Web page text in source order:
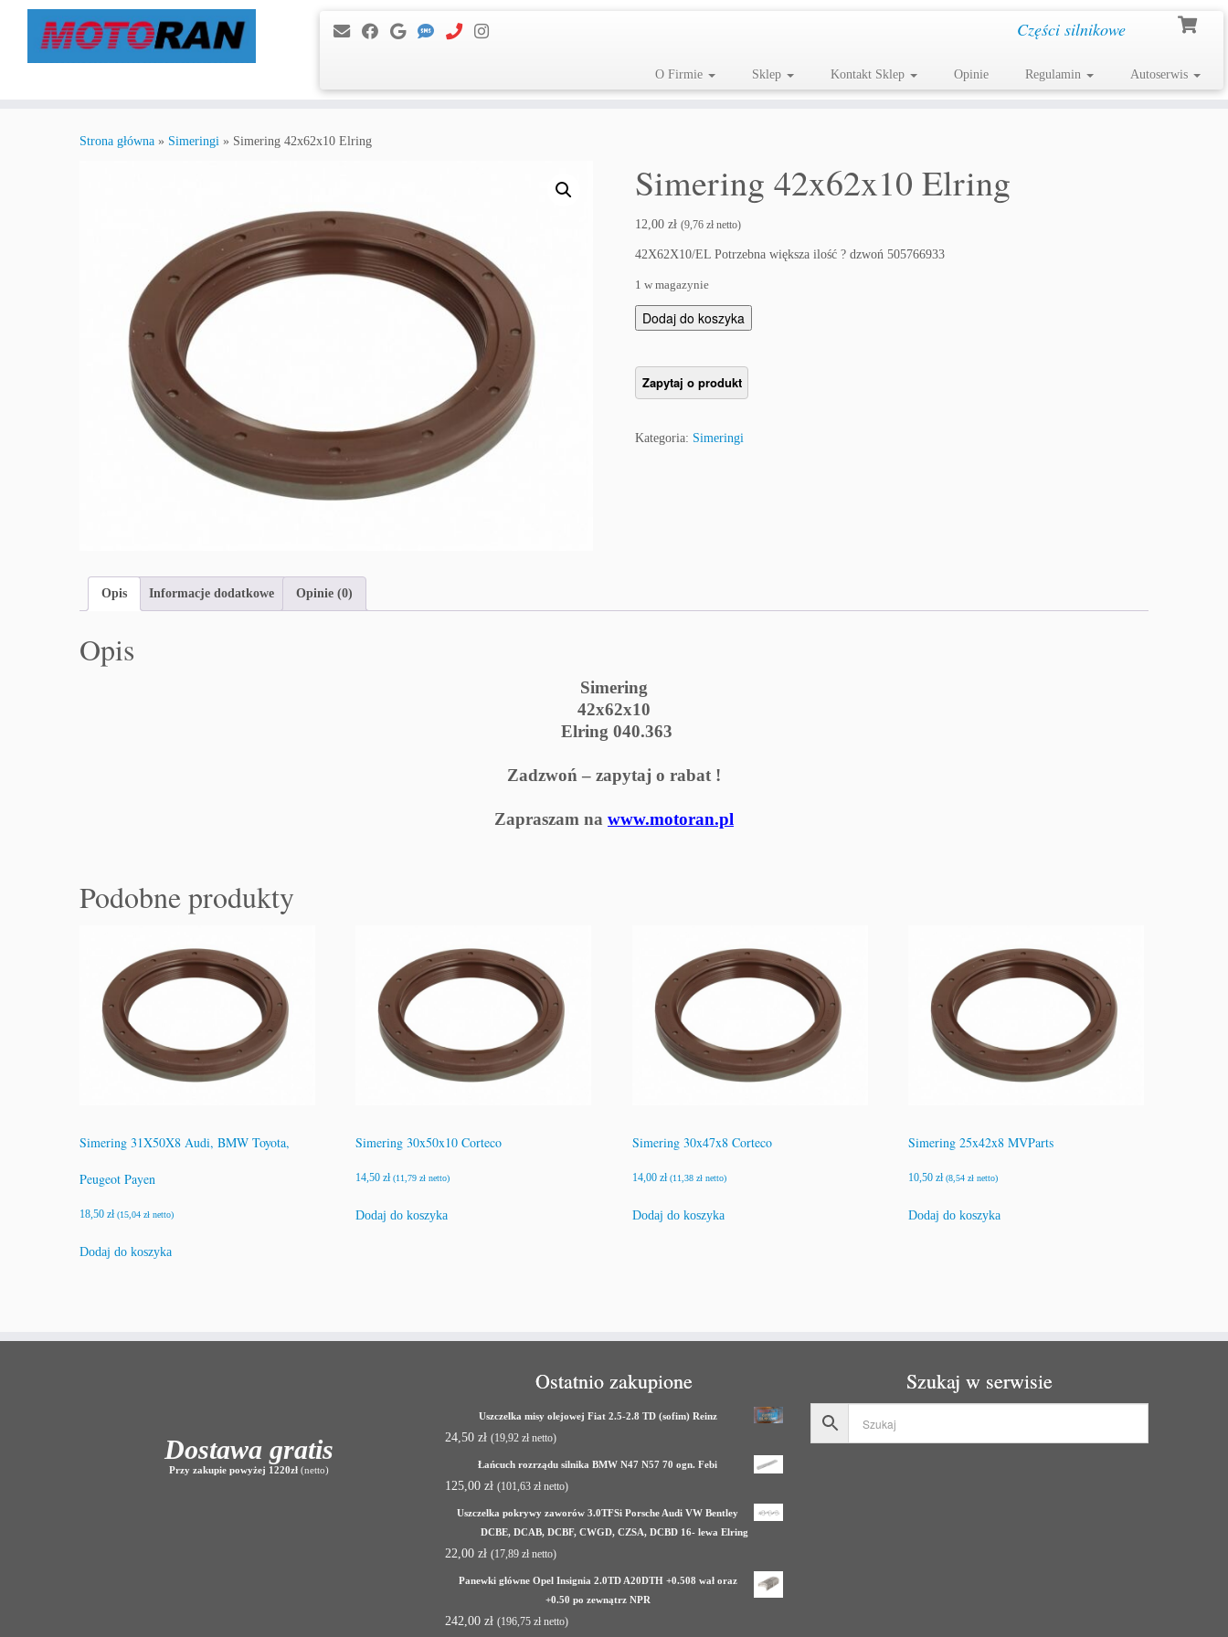
Części silnikowe
O Firmie Sklep Kontakt Sklep Opinie Regulamin Autoserwis
Strona główna » Simeringi » Simering 42x62x10 Elring
Simering 42x62x10 Elring
12,00zł (9,76zł netto)
42X62X10/EL Potrzebna większa ilość ? dzwoń 505766933
1 w magazynie
l
ć
i
x
1
0
E
r
n
Dodaj do koszyka
Kategoria: Simeringi
Opis Informacje dodatkowe Opinie (0)
Opis
Simering
42x62x10
Elring 040.363
Zadzwoń – zapytaj o rabat !
Zapraszam na www.motoran.pl
Podobne produkty
Simering 31X50X8 Audi, BMW Toyota,
Peugeot Payen
18,50 zł (15,04 zł netto)
Dodaj do koszyka
Simering 30x50x10 Corteco
14,50zł (11,79zł netto)
Dodaj do koszyka
Simering 30x47x8 Corteco
14,00 zł (11,38 złnetto)
Dodaj do koszyka
Simering 25x42x8 MVParts
10,50zł (8,54zł netto)
Dodaj do koszyka
Dostawa gratis
Przy zakupie powyżej 1220zł(netto)
Ostatnio zakupione
Uszczelka misy olejowej Fiat 2.5-2.8 TD (sofim) Reinz
24,50 zł (19,92 zł netto)
Łańcuch rozrządu silnika BMW N47 N57 70 ogn. Febi
125,00 zł (101,63 zł netto)
Uszczelka pokrywy zaworów 3.0TFSi Porsche Audi VW Bentley
DCBE, DCAB, DCBF, CWGD, CZSA, DCBD 16- lewa Elring
22,00 zł (17,89 zł netto)
Panewki główne Opel Insignia 2.0TD A20DTH +0.508 wał oraz
+0.50 po zewnątrz NPR
242,00 zł (196,75 zł netto)
Szukaj w serwisie